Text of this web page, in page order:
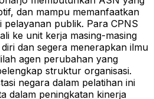
dan mampu memanfaatkan
pelayanan publik. Para CPNS
ke unit kerja masing-masing
dan segera menerapkan ilmu
agen perubahan yang
struktur organisasi.
negara dalam pelatihan ini
dalam peningkatan kinerja